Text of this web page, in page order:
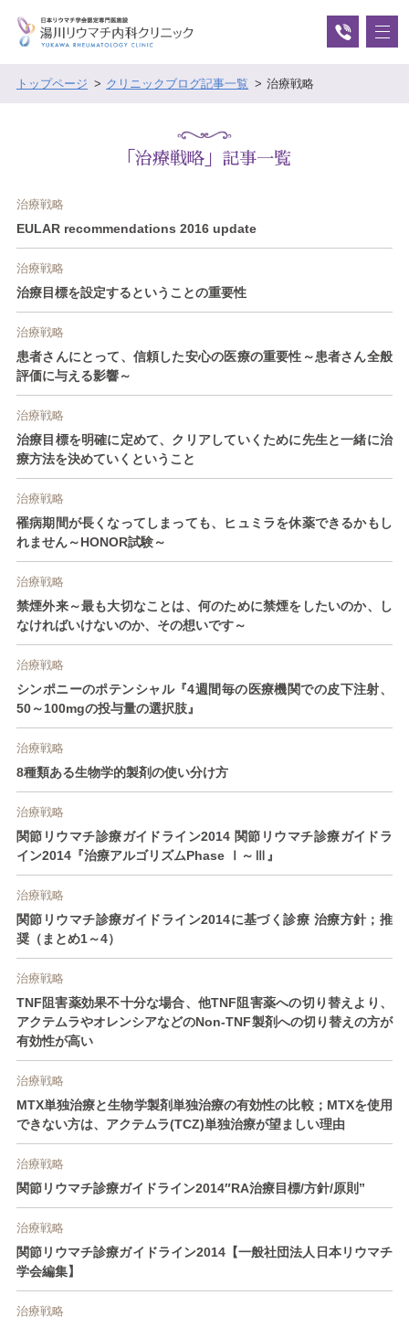
トップページ クリニックブログ記事一覧 治療戦略
「治療戦略」記事一覧
治療戦略
EULAR recommendations 2016 update
治療戦略
治療目標を設定するということの重要性
治療戦略
患者さんにとって、信頼した安心の医療の重要性～患者さん全般
評価に与える影響～
治療戦略
治療目標を明確に定めて、クリアしていくために先生と一緒に治
療方法を決めていくということ
治療戦略
罹病期間が長くなってしまっても、ヒュミラを休薬できるかもし
れません～HONOR試験～
治療戦略
禁煙外来～最も大切なことは、何のために禁煙をしたいのか、し
なければいけないのか、その想いです～
治療戦略
シンポニーのポテンシャル『4週間毎の医療機関での皮下注射、
50～100mgの投与量の選択肢』
治療戦略
8種類ある生物学的製剤の使い分け方
治療戦略
関節リウマチ診療ガイドライン2014 関節リウマチ診療ガイドラ
イン2014『治療アルゴリズムPhase Ⅰ～Ⅲ』
治療戦略
関節リウマチ診療ガイドライン2014に基づく診療 治療方針；推
奨（まとめ1～4）
治療戦略
TNF阻害薬効果不十分な場合、他TNF阻害薬への切り替えより、
アクテムラやオレンシアなどのNon-TNF製剤への切り替えの方が
有効性が高い
治療戦略
MTX単独治療と生物学製剤単独治療の有効性の比較；MTXを使用
できない方は、アクテムラ(TCZ)単独治療が望ましい理由
治療戦略
関節リウマチ診療ガイドライン2014″RA治療目標/方針/原則”
治療戦略
関節リウマチ診療ガイドライン2014【一般社団法人日本リウマチ
学会編集】
治療戦略